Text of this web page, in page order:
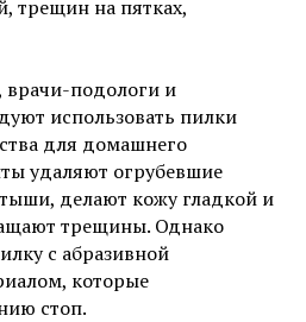
трещин на пятках,
врачи-подологи и
использовать пилки
для домашнего
удаляют огрубевшие
делают кожу гладкой и
трещины. Однако
с абразивной
которые
стоп.